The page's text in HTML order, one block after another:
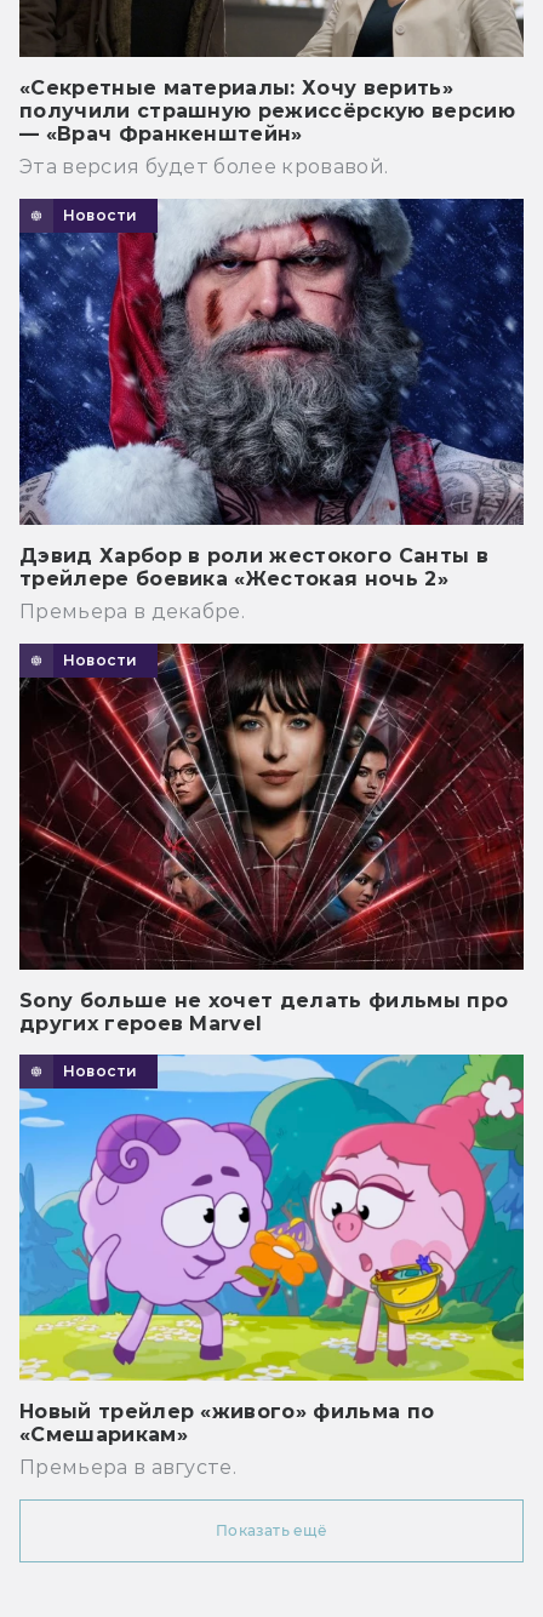
«Секретные материалы: Хочу верить»
получили страшную режиссёрскую версию
— «Врач Франкенштейн»
Эта версия будет более кровавой.
Новости
Дэвид Харбор в роли жестокого Санты в
трейлере боевика «Жестокая ночь 2»
Премьера в декабре.
Новости
Sony больше не хочет делать фильмы про
других героев Marvel
Новости
Новый трейлер «живого» фильма по
«Смешарикам»
Премьера в августе.
Показать ещё